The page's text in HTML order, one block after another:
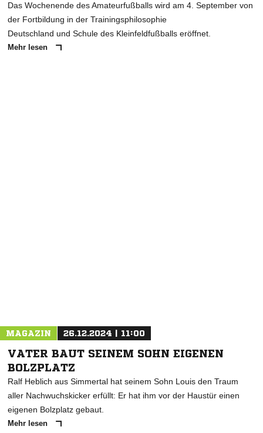
Das Wochenende des Amateurfußballs wird am 4. September von
der Fortbildung in der Trainingsphilosophie
Deutschland und Schule des Kleinfeldfußballs eröffnet.
Mehr lesen
MAGAZIN 26.12.2024 | 11:00
VATER BAUT SEINEM SOHN EIGENEN
BOLZPLATZ
Ralf Heblich aus Simmertal hat seinem Sohn Louis den Traum
aller Nachwuchskicker erfüllt: Er hat ihm vor der Haustür einen
eigenen Bolzplatz gebaut.
Mehr lesen